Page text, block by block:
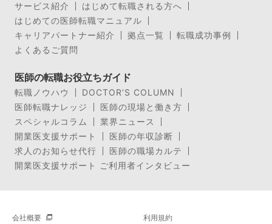
サービス紹介
はじめて転職される方へ
はじめての医師転職マニュアル
キャリアパートナー紹介
拠点一覧
転職成功事例
よくあるご質問
医師の転職お役立ちガイド
転職ノウハウ
DOCTOR’S COLUMN
医師転職ナレッジ
医師の現場と働き方
スペシャルコラム
業界ニュース
開業医支援サポート
医師の年収診断
求人のお知らせ代行
医師の職場カルテ
開業医支援サポート ご利用者インタビュー
会社概要 利用規約